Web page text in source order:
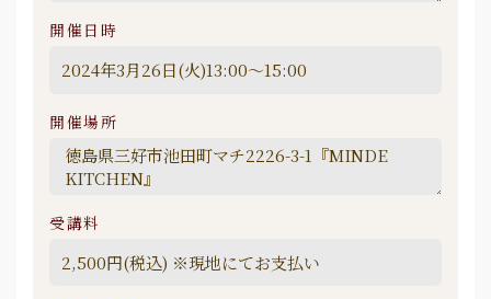
開催日時
開催場所
受講料